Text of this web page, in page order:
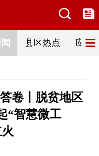
县区热点 应急
卷丨脱贫地区
“智慧微工